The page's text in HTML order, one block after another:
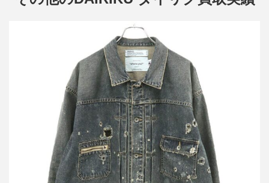
ダイリク 24AW Super Damage 2pkt Denim Jacket スーパーダメ
ージツーポケットデニムジャケット
買取金額20,400円
詳しく見る